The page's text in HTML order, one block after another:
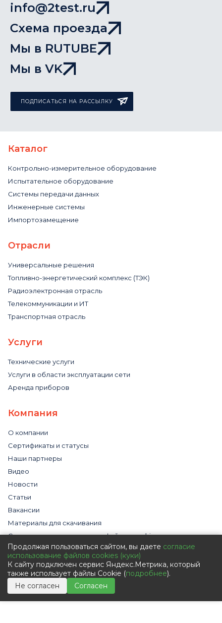
info@2test.ru
Схема проезда
Мы в RUTUBE
Мы в VK
ПОДПИСАТЬСЯ НА РАССЫЛКУ
Каталог
Контрольно-измерительное оборудование
Испытательное оборудование
Системы передачи данных
Инженерные системы
Импортозамещение
Отрасли
Универсальные решения
Топливно-энергетический комплекс (ТЭК)
Радиоэлектронная отрасль
Телекоммуникации и ИТ
Транспортная отрасль
Услуги
Технические услуги
Услуги в области эксплуатации сети
Аренда приборов
Компания
О компании
Сертификаты и статусы
Наши партнеры
Видео
Новости
Статьи
Вакансии
Материалы для скачивания
Cогласие на использование файлов cookies
Обработка персональных данных с помощью сервиса
«Яндекс.Метрика»
Политика в отношении обработки персональных данных
Пользовательское соглашение
Согласие на обработку персональных данных
Продолжая пользоваться сайтом, вы даете согласие
использование файлов cookies (куки)
К сайту подключен сервис Яндекс.Метрика, который
также использует файлы Cookie (подробнее).
Не согласен
Согласен